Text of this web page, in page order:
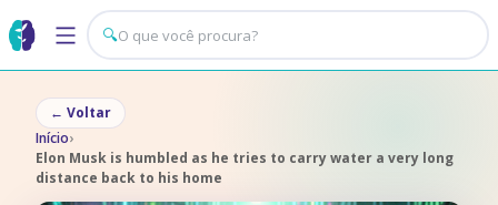
🔍
← Voltar
Início›
Elon Musk is humbled as he tries to carry water a very long
distance back to his home